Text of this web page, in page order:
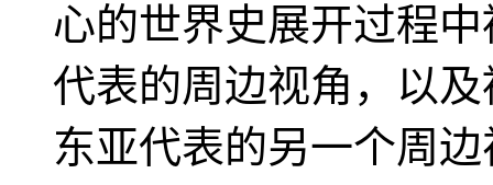
心的世界史展开过程
代表的周边视角，以
东亚代表的另一个周